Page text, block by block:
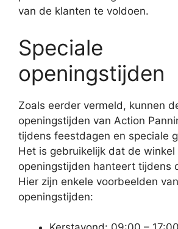
van de klanten te voldoen.
Speciale
openingstijden
Zoals eerder vermeld, kunnen
openingstijden van Action
tijdens feestdagen en speciale
Het is gebruikelijk dat de winkel
openingstijden hanteert tijdens
Hier zijn enkele voorbeelden
openingstijden: